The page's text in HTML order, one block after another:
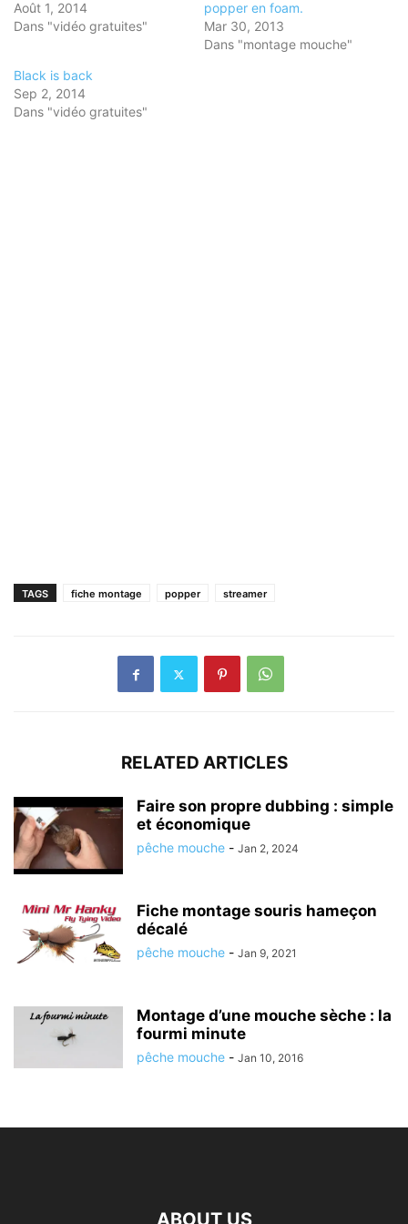
Août 1, 2014
Dans "vidéo gratuites"
popper en foam.
Mar 30, 2013
Dans "montage mouche"
Black is back
Sep 2, 2014
Dans "vidéo gratuites"
TAGS fiche montage popper streamer
RELATED ARTICLES
Faire son propre dubbing : simple
et économique
pêche mouche - Jan 2, 2024
Fiche montage souris hameçon
décalé
pêche mouche - Jan 9, 2021
Montage d’une mouche sèche : la
fourmi minute
pêche mouche - Jan 10, 2016